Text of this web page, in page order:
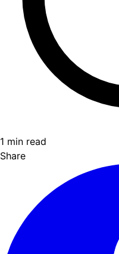
1 min read
Share